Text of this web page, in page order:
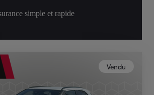
simple et rapide
Vendu